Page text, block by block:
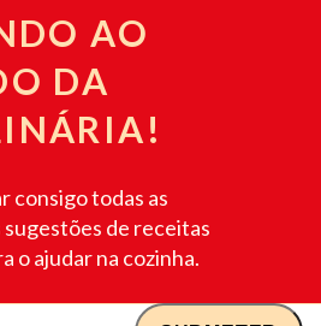
AO
DA
consigo todas as
de receitas
o ajudar na cozinha.